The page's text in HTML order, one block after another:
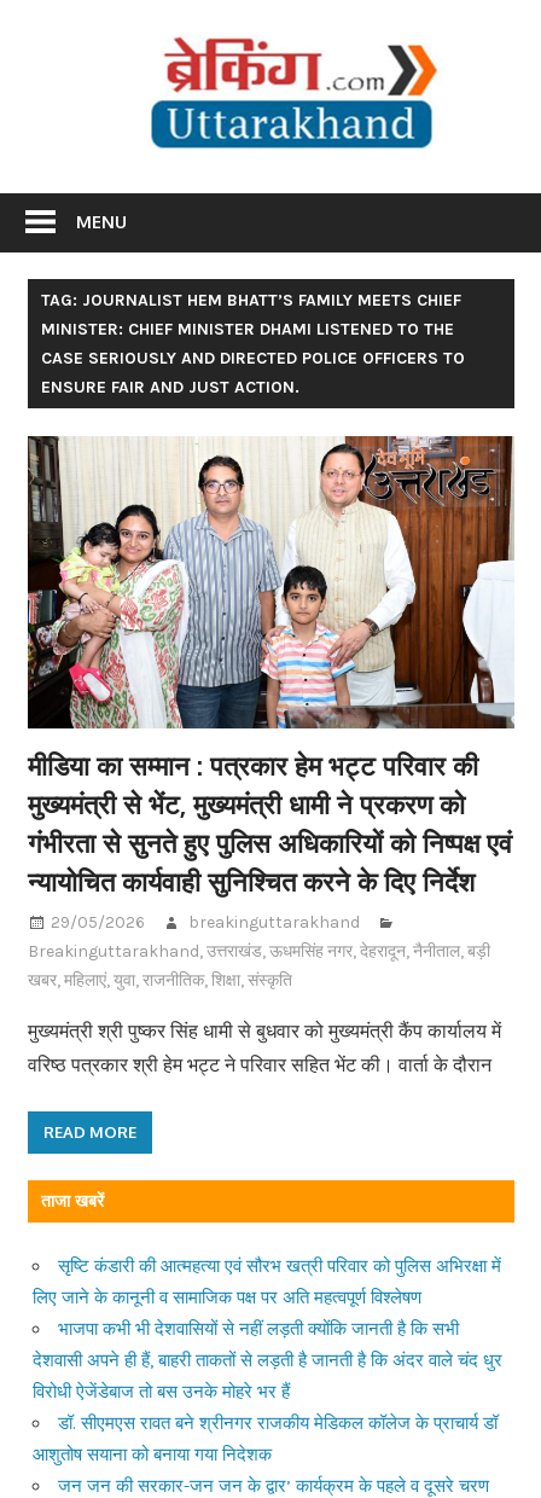
MENU
TAG: JOURNALIST HEM BHATT’S FAMILY MEETS CHIEF
MINISTER: CHIEF MINISTER DHAMI LISTENED TO THE
CASE SERIOUSLY AND DIRECTED POLICE OFFICERS TO
ENSURE FAIR AND JUST ACTION.
मीडिया का सम्मान : पत्रकार हेम भट्ट परिवार की
मुख्यमंत्री से भेंट, मुख्यमंत्री धामी ने प्रकरण को
गंभीरता से सुनते हुए पुलिस अधिकारियों को निष्पक्ष एवं
न्यायोचित कार्यवाही सुनिश्चित करने के दिए निर्देश
29/05/2026
breakinguttarakhand
Breakinguttarakhand,उत्तराखंड,ऊधमसिंह नगर,देहरादून,नैनीताल,बड़ी
खबर,महिलाएं,युवा,राजनीतिक,शिक्षा,संस्कृति
मुख्यमंत्री श्री पुष्कर सिंह धामी से बुधवार को मुख्यमंत्री कैंप कार्यालय में
वरिष्ठ पत्रकार श्री हेम भट्ट ने परिवार सहित भेंट की। वार्ता के दौरान
READ MORE
ताजा खबरें
सृष्टि कंडारी की आत्महत्या एवं सौरभ खत्री परिवार को पुलिस अभिरक्षा में
लिए जाने के कानूनी व सामाजिक पक्ष पर अति महत्वपूर्ण विश्लेषण
भाजपा कभी भी देशवासियों से नहीं लड़ती क्योंकि जानती है कि सभी
देशवासी अपने ही हैं, बाहरी ताकतों से लड़ती है जानती है कि अंदर वाले चंद धुर
विरोधी ऐजेंडेबाज तो बस उनके मोहरे भर हैं
डॉ. सीएमएस रावत बने श्रीनगर राजकीय मेडिकल कॉलेज के प्राचार्य डॉ
आशुतोष सयाना को बनाया गया निदेशक
जन जन की सरकार-जन जन के द्वार’ कार्यक्रम के पहले व दूसरे चरण